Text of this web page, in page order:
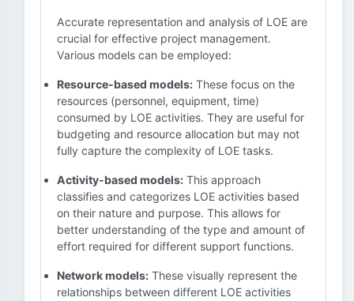
Accurate representation and analysis of LOE are
crucial for effective project management.
Various models can be employed:
Resource-based models: These focus on the
resources (personnel, equipment, time)
consumed by LOE activities. They are useful for
budgeting and resource allocation but may not
fully capture the complexity of LOE tasks.
Activity-based models: This approach
classifies and categorizes LOE activities based
on their nature and purpose. This allows for
better understanding of the type and amount of
effort required for different support functions.
Network models: These visually represent the
relationships between different LOE activities